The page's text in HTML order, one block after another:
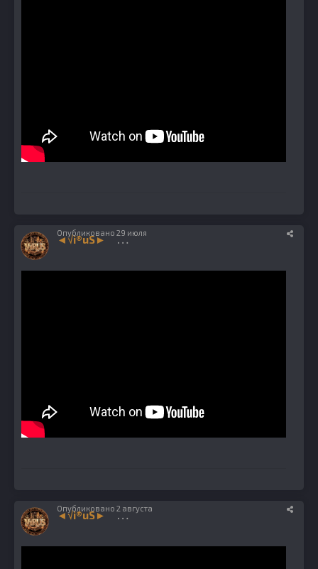
◄√i®uS► 1224
Опубликовано 29 июля
◄√i®uS► 1224
Опубликовано 2 августа